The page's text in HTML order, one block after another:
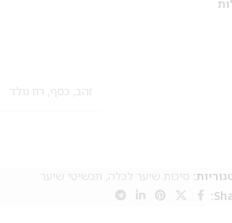
זהב, כסף, רוז גולד
סיכות שיער לכלה, תכשיטי שיער